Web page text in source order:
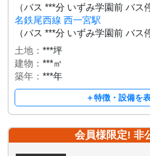
（バス ***分 いずみ学園前 バス
名鉄尾西線 西一宮駅
（バス ***分 いずみ学園前 バス
土地：***坪
建物：***㎡
築年：***年
＋特徴・設備を
会員様限定! 非